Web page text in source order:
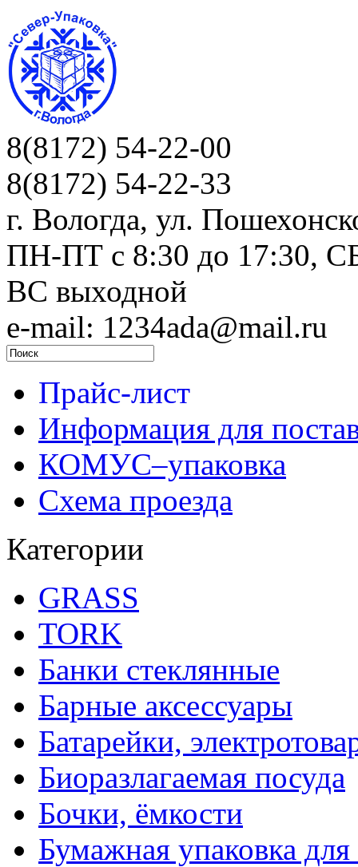
8(8172) 54-22-00
8(8172) 54-22-33
г. Вологда, ул.
ПН-ПТ c 8:30 до 17:30,
ВС выходной
e-mail: 1234ada@mail.ru
Прайс-лист
Информация для
КОМУС–упаковка
Схема проезда
Категории
GRASS
TORK
Банки стеклянные
Барные аксессуары
Батарейки,
Биоразлагаемая посуда
Бочки, ёмкости
Бумажная упаковка